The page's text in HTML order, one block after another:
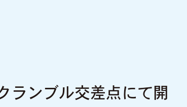
ランブル交差点にて開